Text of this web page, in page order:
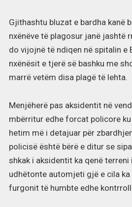
Gjithashtu bluzat e bardha kanë
nxënëve të plagosur janë jashtë
do vijojnë të ndiqen në spitalin e
nxënësit e tjerë së bashku me
marrë vetëm disa plagë të lehta.
Menjëherë pas aksidentit në
mbërritur edhe forcat policore
hetim më i detajuar për
policisë është bërë e ditur se
shkak i aksidentit ka qenë terreni
udhëtonte automjeti gjë e cila
furgonit të humbte edhe